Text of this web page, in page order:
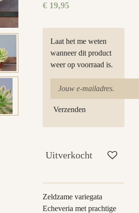
€ 19,95
Laat het me weten
wanneer dit product
weer op voorraad is.
Verzenden
Uitverkocht
Zeldzame variegata
Echeveria met prachtige